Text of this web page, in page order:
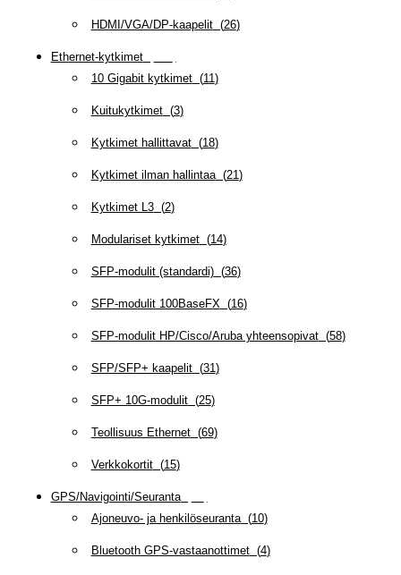
HDMI/VGA/DP-kaapelit(26)
Ethernet-kytkimet(
10 Gigabit kytkimet(11 )
Kuitukytkimet(3)
Kytkimet hallittavat(18)
Kytkimet ilman hallintaa(21 )
Kytkimet L3(2)
Modulariset kytkimet(14)
SFP-modulit (standardi)(36)
SFP-modulit 100BaseFX (16)
SFP-modulit HP/Cisco/Aruba yhteensopivat(58)
SFP/SFP+ kaapelit(31 )
SFP+ 10G-modulit(25)
Teollisuus Ethernet(69)
Verkkokortit(15)
GPS/Navigointi/Seuranta(
Ajoneuvo- ja henkilöseuranta(10)
Bluetooth GPS-vastaanottimet(4)